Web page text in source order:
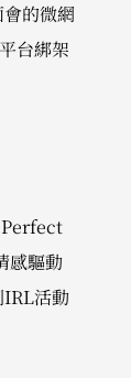
的微網
台綁架
Perfect
感驅動
IRL活動